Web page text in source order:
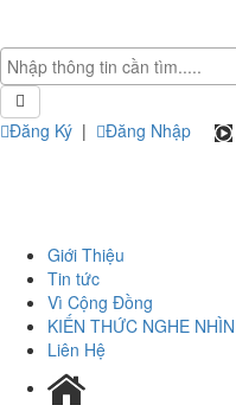
Đăng Ký | Đăng Nhập
Giới Thiệu
Tin tức
Vì Cộng Đồng
KIẾN THỨC NGHE NHÌN
Liên Hệ